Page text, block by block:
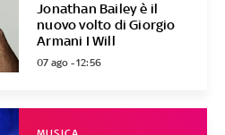
Jonathan Bailey è il
nuovo volto di Giorgio
Armani I Will
07 ago - 12:56